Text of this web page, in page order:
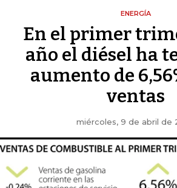
ENERGÍA
En el primer
año el diésel ha
aumento de
ventas
miércoles, 9 de abril de